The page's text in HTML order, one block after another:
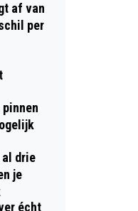
af van
per
al drie
je
écht